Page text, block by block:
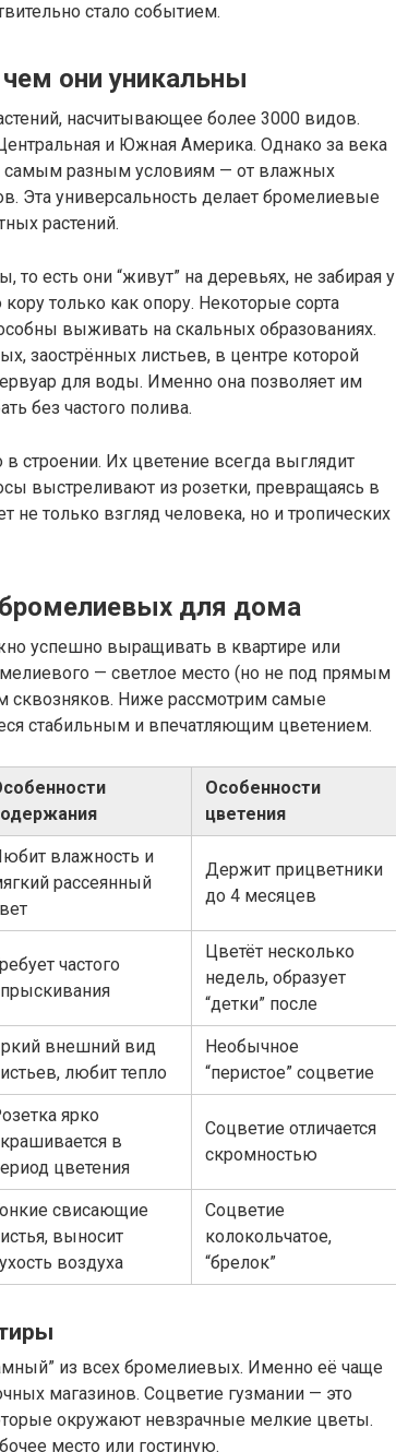
стало событием.
они уникальны
насчитывающее более 3000 видов.
и Южная Америка. Однако за века
самым разным условиям — от влажных
Эта универсальность делает бромелиевые
растений.
есть они “живут” на деревьях, не забирая у
только как опору. Некоторые сорта
выживать на скальных образованиях.
заострённых листьев, в центре которой
для воды. Именно она позволяет им
без частого полива.
строении. Их цветение всегда выглядит
выстреливают из розетки, превращаясь в
не только взгляд человека, но и тропических
для дома
успешно выращивать в квартире или
— светлое место (но не под прямым
сквозняков. Ниже рассмотрим самые
стабильным и впечатляющим цветением.
Особенности
цветения
влажность и
рассеянный
Держит прицветники
до 4 месяцев
частого
Цветёт несколько
недель, образует
“детки” после
внешний вид
любит тепло
Необычное
“перистое” соцветие
ярко
в
цветения
Соцветие отличается
скромностью
свисающие
выносит
воздуха
Соцветие
колокольчатое,
“брелок”
из всех бромелиевых. Именно её чаще
магазинов. Соцветие гузмании — это
окружают невзрачные мелкие цветы.
место или гостиную.